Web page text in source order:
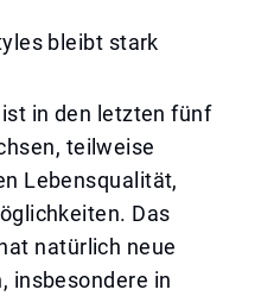
bleibt stark
ist in den letzten fünf
teilweise
Lebensqualität,
Das
natürlich neue
insbesondere in